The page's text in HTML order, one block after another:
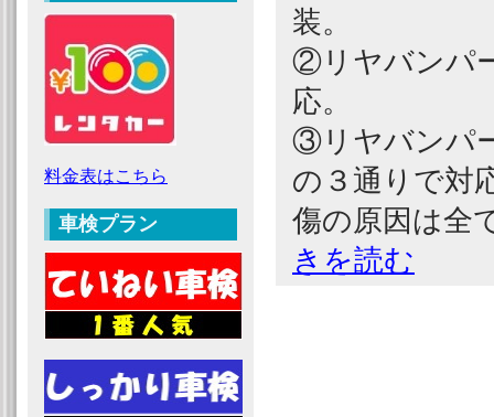
装。
②リヤバンパ
応。
③リヤバンパ
の３通りで対
傷の原因は全
きを読む
料金表はこちら
車検プラン